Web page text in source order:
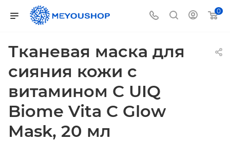
0
Тканевая маска для
сияния кожи с
витамином C UIQ
Biome Vita C Glow
Mask, 20 мл